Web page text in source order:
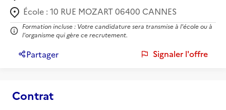
École : 10 RUE MOZART 06400 CANNES
Formation incluse : Votre candidature sera transmise à l'école ou à
l'organisme qui gère ce recrutement.
Partager Signaler l'offre
Contrat